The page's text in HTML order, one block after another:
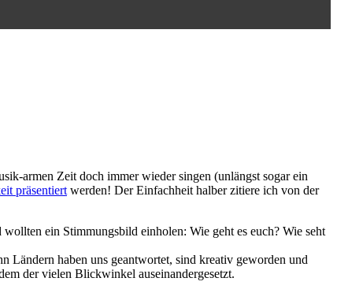
armen Zeit doch immer wieder singen (unlängst sogar ein
präsentiert werden! Der Einfachheit halber zitiere ich von der
ein Stimmungsbild einholen: Wie geht es euch? Wie seht
Ländern haben uns geantwortet, sind kreativ geworden und
der vielen Blickwinkel auseinandergesetzt.